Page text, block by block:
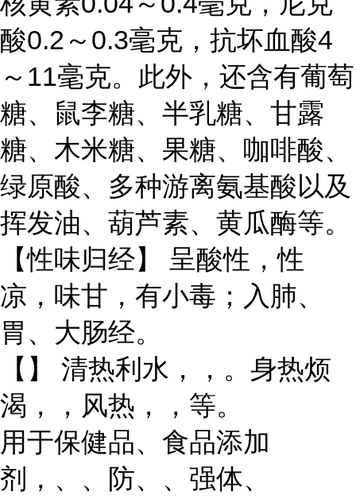
酸0.2～0.3毫克，抗坏血酸4
～11毫克。此外，还含有葡萄
糖、鼠李糖、半乳糖、甘露
糖、木米糖、果糖、咖啡酸、
绿原酸、多种游离氨基酸以及
挥发油、葫芦素、黄瓜酶等。
【性味归经】 呈酸性，性
凉，味甘，有小毒；入肺、
胃、大肠经。
【】 清热利水，，。身热烦
渴，，风热，，等。
用于保健品、食品添加
剂，、、防、、强体、